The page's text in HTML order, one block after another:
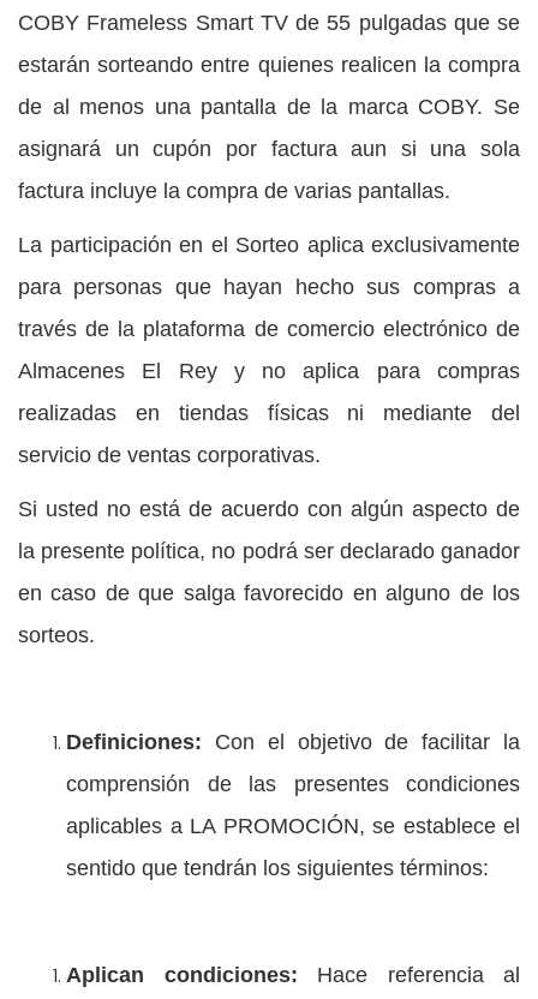
COBY Frameless Smart TV de 55 pulgadas que se
estarán sorteando entre quienes realicen la compra
de al menos una pantalla de la marca COBY. Se
asignará un cupón por factura aun si una sola
factura incluye la compra de varias pantallas.
La participación en el Sorteo aplica exclusivamente
para personas que hayan hecho sus compras a
través de la plataforma de comercio electrónico de
Almacenes El Rey y no aplica para compras
realizadas en tiendas físicas ni mediante del
servicio de ventas corporativas.
Si usted no está de acuerdo con algún aspecto de
la presente política, no podrá ser declarado ganador
en caso de que salga favorecido en alguno de los
sorteos.
Definiciones: Con el objetivo de facilitar la
comprensión de las presentes condiciones
aplicables a LA PROMOCIÓN, se establece el
sentido que tendrán los siguientes términos:
Aplican condiciones: Hace referencia al